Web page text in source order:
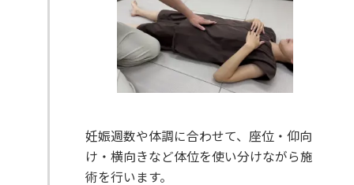
妊娠週数や体調に合わせて、座位・仰向
け・横向きなど体位を使い分けながら施
術を行います。